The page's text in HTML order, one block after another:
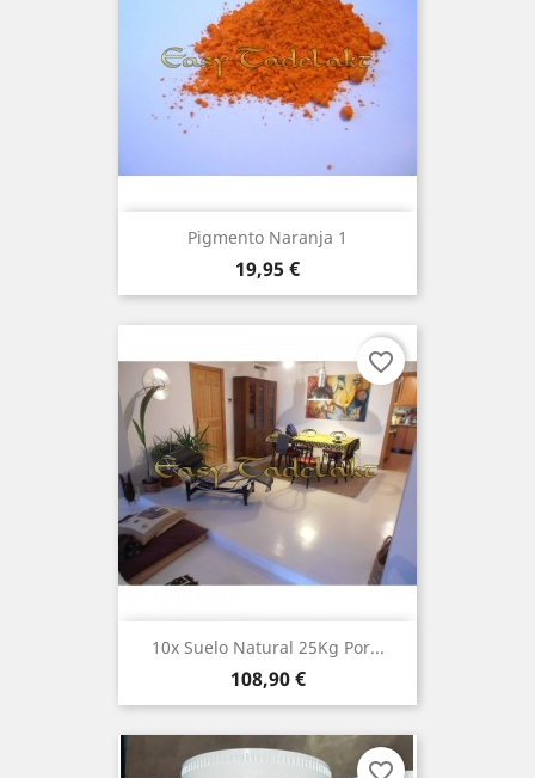
Pigmento Naranja 1
Precio
19,95 €
10x Suelo Natural 25Kg Por...
Precio
108,90 €
favorite_border
favorite_border